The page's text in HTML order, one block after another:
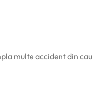
multe accident din